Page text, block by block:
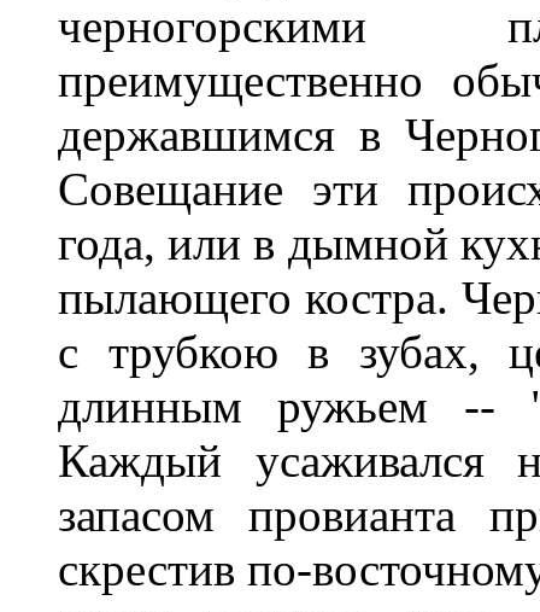
черногорскими
преимущественно
державшимся в
Совещание эти
года, или в дымной
пылающего костра.
с трубкою в зубах,
длинным ружьем --
Каждый
запасом провианта
скрестив по-